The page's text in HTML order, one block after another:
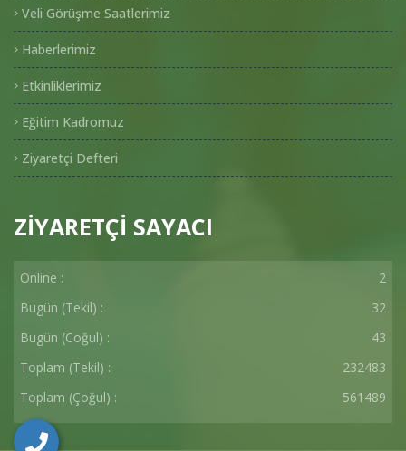
Veli Görüşme Saatlerimiz
Haberlerimiz
Etkinliklerimiz
Eğitim Kadromuz
Ziyaretçi Defteri
ZİYARETÇİ SAYACI
Online :
2
Bugün (Tekil) :
32
Bugün (Coğul) :
43
Toplam (Tekil) :
232483
Toplam (Çoğul) :
561489